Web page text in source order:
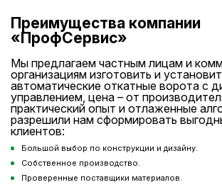
Преимущества компании
«ПрофСервис»
Мы предлагаем частным лицам и
организациям изготовить и
автоматические откатные ворота с
управлением, цена – от
практический опыт и отлаженные
разрешили нам сформировать
клиентов:
Большой выбор по конструкции и дизайну.
Собственное производство.
Проверенные поставщики материалов.